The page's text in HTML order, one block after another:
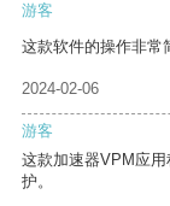
游客
这款软件的操作非常
2024-02-06
游客
这款加速器VPM应
护。